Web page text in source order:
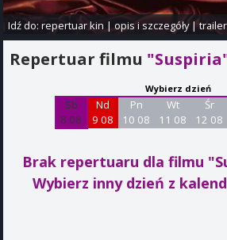
Idź do:repertuar kin |opis i szczegóły|trailer
Repertuar filmu
Wybierz dzień
Sb
8 08
Nd
9 08
Pn
10 08
Wt
11 08
Śr
12 08
Brak repertuaru dla filmu
Wybierz inny dzień z